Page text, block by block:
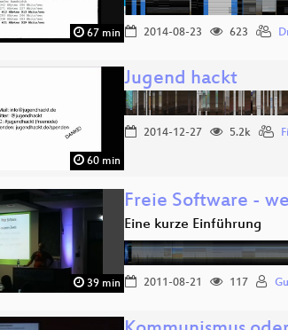
67 min 2014-08-23 623
60 min
Jugend hackt
2014-12-27 5.2k
39 min
Freie Software -
Eine kurze Einführung
2011-08-21 117